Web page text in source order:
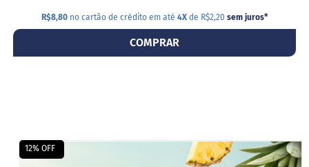
R$8,80 no cartão de crédito em até 4X de R$2,20 sem juros*
COMPRAR
12% OFF